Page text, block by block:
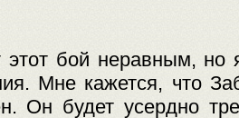
этот бой неравным,
Мне кажется, что
Он будет усердно